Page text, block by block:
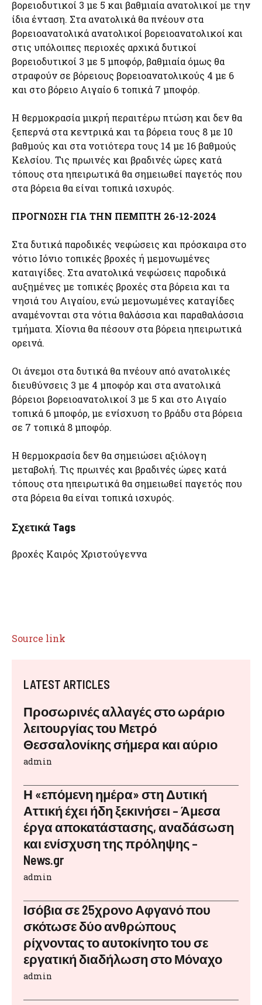
βορειοδυτικοί 3 με 5 και βαθμιαία ανατολικοί με την
ίδια ένταση. Στα ανατολικά θα πνέουν στα
βορειοανατολικά ανατολικοί βορειοανατολικοί και
στις υπόλοιπες περιοχές αρχικά δυτικοί
βορειοδυτικοί 3 με 5 μποφόρ, βαθμιαία όμως θα
στραφούν σε βόρειους βορειοανατολικούς 4 με 6
και στο βόρειο Αιγαίο 6 τοπικά 7 μποφόρ.
Η θερμοκρασία μικρή περαιτέρω πτώση και δεν θα
ξεπερνά στα κεντρικά και τα βόρεια τους 8 με 10
βαθμούς και στα νοτιότερα τους 14 με 16 βαθμούς
Κελσίου. Τις πρωινές και βραδινές ώρες κατά
τόπους στα ηπειρωτικά θα σημειωθεί παγετός που
στα βόρεια θα είναι τοπικά ισχυρός.
ΠΡΟΓΝΩΣΗ ΓΙΑ ΤΗΝ ΠΕΜΠΤΗ 26-12-2024
Στα δυτικά παροδικές νεφώσεις και πρόσκαιρα στο
νότιο Ιόνιο τοπικές βροχές ή μεμονωμένες
καταιγίδες. Στα ανατολικά νεφώσεις παροδικά
αυξημένες με τοπικές βροχές στα βόρεια και τα
νησιά του Αιγαίου, ενώ μεμονωμένες καταγίδες
αναμένονται στα νότια θαλάσσια και παραθαλάσσια
τμήματα. Χίονια θα πέσουν στα βόρεια ηπειρωτικά
ορεινά.
Οι άνεμοι στα δυτικά θα πνέουν από ανατολικές
διευθύνσεις 3 με 4 μποφόρ και στα ανατολικά
βόρειοι βορειοανατολικοί 3 με 5 και στο Αιγαίο
τοπικά 6 μποφόρ, με ενίσχυση το βράδυ στα βόρεια
σε 7 τοπικά 8 μποφόρ.
Η θερμοκρασία δεν θα σημειώσει αξιόλογη
μεταβολή. Τις πρωινές και βραδινές ώρες κατά
τόπους στα ηπειρωτικά θα σημειωθεί παγετός που
στα βόρεια θα είναι τοπικά ισχυρός.
Σχετικά Tags
βροχές Καιρός Χριστούγεννα
Source link
LATEST ARTICLES
Προσωρινές αλλαγές στο ωράριο
λειτουργίας του Μετρό
Θεσσαλονίκης σήμερα και αύριο
admin
Η «επόμενη ημέρα» στη Δυτική
Αττική έχει ήδη ξεκινήσει – Άμεσα
έργα αποκατάστασης, αναδάσωση
και ενίσχυση της πρόληψης –
News.gr
admin
Ισόβια σε 25χρονο Αφγανό που
σκότωσε δύο ανθρώπους
ρίχνοντας το αυτοκίνητο του σε
εργατική διαδήλωση στο Μόναχο
admin